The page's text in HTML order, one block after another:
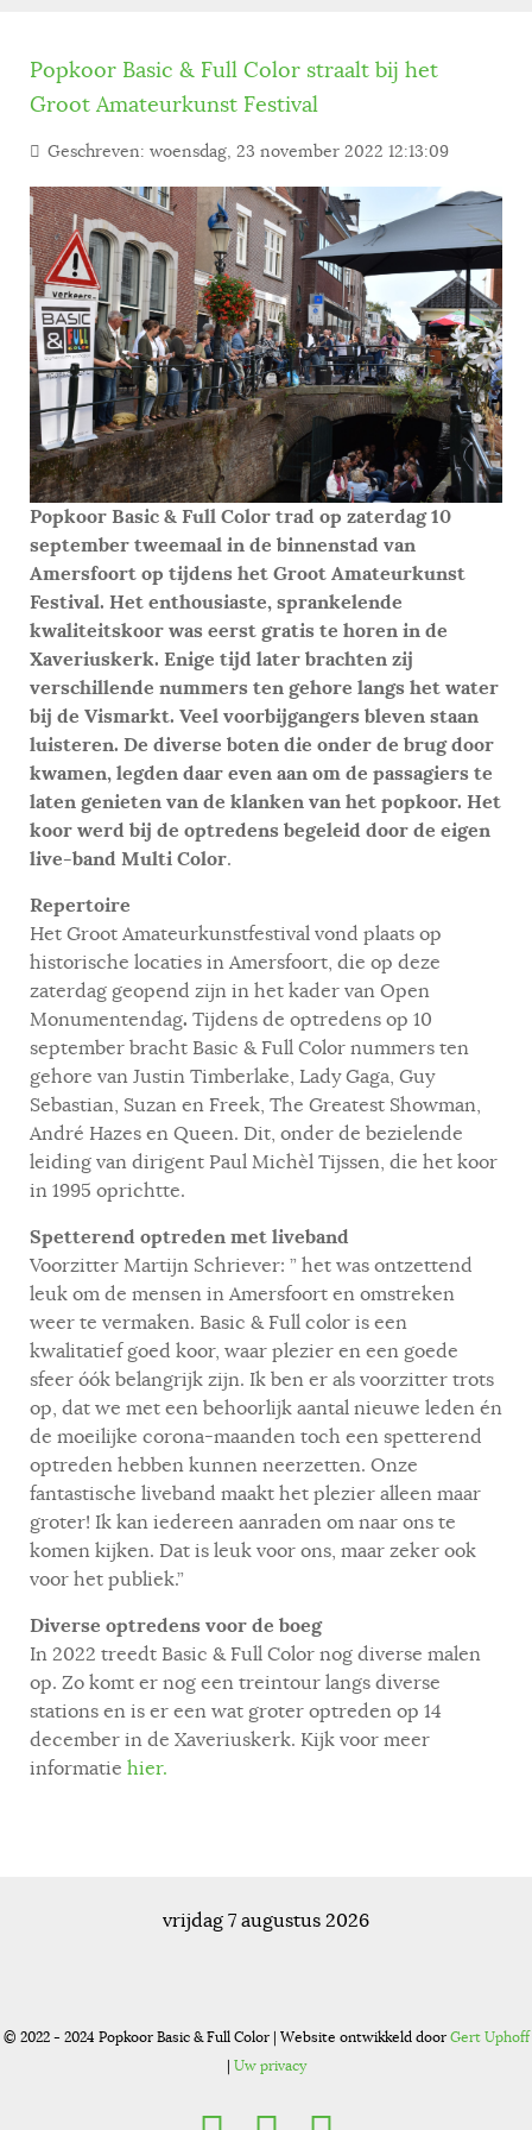
Popkoor Basic & Full Color straalt bij het
Groot Amateurkunst Festival
Geschreven: woensdag, 23 november 2022 12:13:09
Popkoor Basic & Full Color trad op zaterdag 10
september tweemaal in de binnenstad van
Amersfoort op tijdens het Groot Amateurkunst
Festival. Het enthousiaste, sprankelende
kwaliteitskoor was eerst gratis te horen in de
Xaveriuskerk. Enige tijd later brachten zij
verschillende nummers ten gehore langs het water
bij de Vismarkt. Veel voorbijgangers bleven staan
luisteren. De diverse boten die onder de brug door
kwamen, legden daar even aan om de passagiers te
laten genieten van de klanken van het popkoor. Het
koor werd bij de optredens begeleid door de eigen
live-band Multi Color.
Repertoire
Het Groot Amateurkunstfestival vond plaats op
historische locaties in Amersfoort, die op deze
zaterdag geopend zijn in het kader van Open
Monumentendag. Tijdens de optredens op 10
september bracht Basic & Full Color nummers ten
gehore van Justin Timberlake, Lady Gaga, Guy
Sebastian, Suzan en Freek, The Greatest Showman,
André Hazes en Queen. Dit, onder de bezielende
leiding van dirigent Paul Michèl Tijssen, die het koor
in 1995 oprichtte.
Spetterend optreden met liveband
Voorzitter Martijn Schriever: ” het was ontzettend
leuk om de mensen in Amersfoort en omstreken
weer te vermaken. Basic & Full color is een
kwalitatief goed koor, waar plezier en een goede
sfeer óók belangrijk zijn. Ik ben er als voorzitter trots
op, dat we met een behoorlijk aantal nieuwe leden én
de moeilijke corona-maanden toch een spetterend
optreden hebben kunnen neerzetten. Onze
fantastische liveband maakt het plezier alleen maar
groter! Ik kan iedereen aanraden om naar ons te
komen kijken. Dat is leuk voor ons, maar zeker ook
voor het publiek.”
Diverse optredens voor de boeg
In 2022 treedt Basic & Full Color nog diverse malen
op. Zo komt er nog een treintour langs diverse
stations en is er een wat groter optreden op 14
december in de Xaveriuskerk. Kijk voor meer
informatie hier.
vrijdag 7 augustus 2026
© 2022 - 2024 Popkoor Basic & Full Color | Website ontwikkeld door Gert Uphoff
| Uw privacy